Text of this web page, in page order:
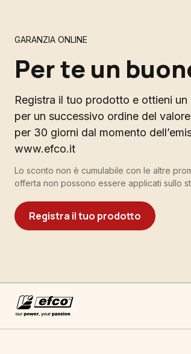
GARANZIA ONLINE
Per te un
Registra il tuo prodotto e ottieni
per un successivo ordine del
per 30 giorni dal momento
www.efco.it
Lo sconto non è cumulabile con le altre
offerta non possono essere applicati sullo
Registra il tuo prodotto